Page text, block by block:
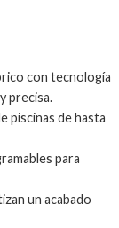
con tecnología
precisa.
piscinas de hasta
para
un acabado